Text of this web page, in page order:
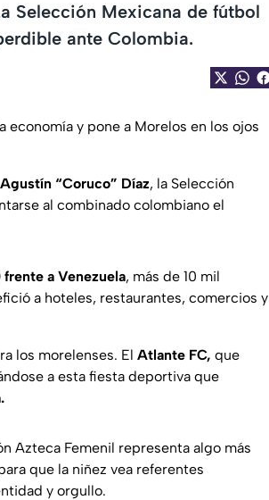
Selección Mexicana de fútbol
ante Colombia.
y pone a Morelos en los ojos
“Coruco” Díaz, la Selección
al combinado colombiano el
a Venezuela, más de 10 mil
a hoteles, restaurantes, comercios y
los morelenses. El Atlante FC, que
a esta fiesta deportiva que
Azteca Femenil representa algo más
que la niñez vea referentes
y orgullo.